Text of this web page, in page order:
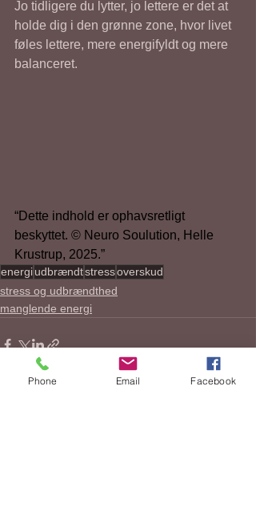
Jo tidligere du lytter, jo lettere er det at
holde dig i den grønne zone, hvor livet
føles lettere, mere energifyldt og mere
balanceret.
“Dette indhold er ophavsretligt
beskyttet. © Neuro Soulution, Helle
Krustrup, 2025.”
energiudbrændtstressoverskud
stress og udbrændthed
manglende energi
Phone Email Facebook